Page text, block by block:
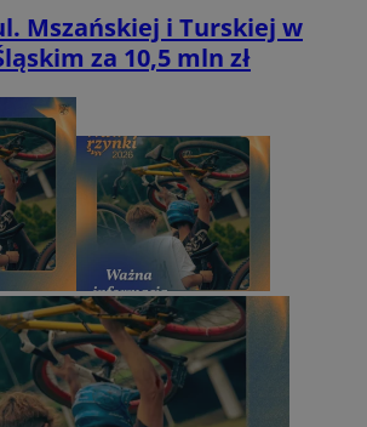
Mszańskiej i Turskiej w
za 10,5 mln zł